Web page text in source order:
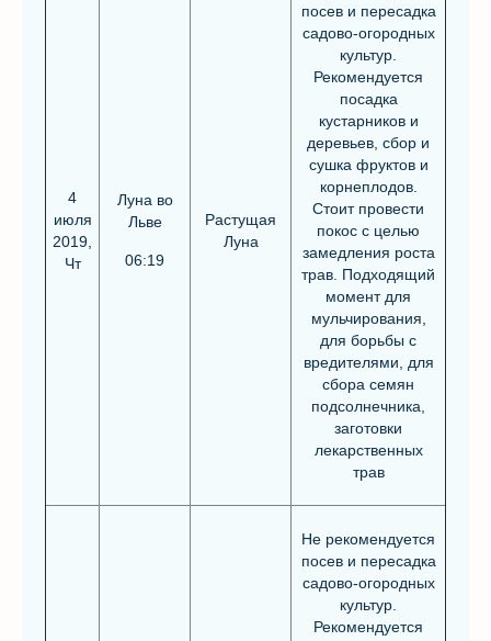
4
июля
2019,
Чт
Луна во
Льве
06:19
Растущая
Луна
посев и пересадка
садово-огородных
культур.
Рекомендуется
посадка
кустарников и
деревьев, сбор и
сушка фруктов и
корнеплодов.
Стоит провести
покос с целью
замедления роста
трав. Подходящий
момент для
мульчирования,
для борьбы с
вредителями, для
сбора семян
подсолнечника,
заготовки
лекарственных
трав
Не рекомендуется
посев и пересадка
садово-огородных
культур.
Рекомендуется